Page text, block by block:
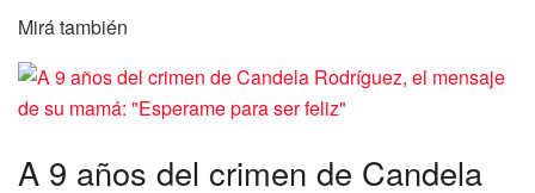
Mirá también
A 9 años del crimen de Candela